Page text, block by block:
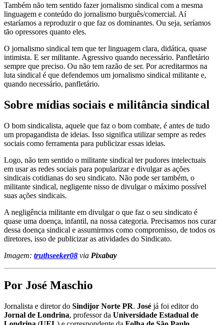
Também não tem sentido fazer jornalismo sindical com a mesma
linguagem e conteúdo do jornalismo burguês/comercial. Aí
estaríamos a reproduzir o que faz os dominantes. Ou seja, seríamos
tão opressores quanto eles.
O jornalismo sindical tem que ter linguagem clara, didática, quase
intimista. E ser militante. Agressivo quando necessário. Panfletário
sempre que preciso. Ou não tem razão de ser. Por acreditarmos na
luta sindical é que defendemos um jornalismo sindical militante e,
quando necessário, panfletário.
Sobre mídias sociais e militância sindical
O bom sindicalista, aquele que faz o bom combate, é antes de tudo
um propagandista de ideias. Isso significa utilizar sempre as redes
sociais como ferramenta para publicizar essas ideias.
Logo, não tem sentido o militante sindical ter pudores intelectuais
em usar as redes sociais para popularizar e divulgar as ações
sindicais cotidianas do seu sindicato. Não pode ser também, o
militante sindical, negligente nisso de divulgar o máximo possível
suas ações sindicais.
A negligência militante em divulgar o que faz o seu sindicato é
quase uma doença, infantil, na nossa categoria. Precisamos nos curar
dessa doença sindical e assumirmos como compromisso, de todos os
diretores, isso de publicizar as atividades do Sindicato.
Imagem: truthseeker08 via Pixabay
Por José Maschio
Jornalista e diretor do Sindijor Norte PR. José já foi editor do
Jornal de Londrina, professor da Universidade Estadual de